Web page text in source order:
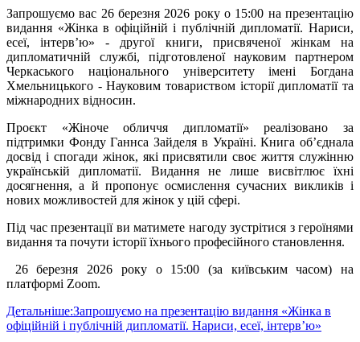
Запрошуємо вас 26 березня 2026 року о 15:00 на презентацію
видання «Жінка в офіційній і публічній дипломатії. Нариси,
есеї, інтерв’ю» - другої книги, присвяченої жінкам на
дипломатичній службі, підготовленої науковим партнером
Черкаського національного університету імені Богдана
Хмельницького - Науковим товариством історії дипломатії та
міжнародних відносин.
Проєкт «Жіноче обличчя дипломатії» реалізовано за
підтримки Фонду Ганнса Зайделя в Україні. Книга об’єднала
досвід і спогади жінок, які присвятили своє життя служінню
українській дипломатії. Видання не лише висвітлює їхні
досягнення, а й пропонує осмислення сучасних викликів і
нових можливостей для жінок у цій сфері.
Під час презентації ви матимете нагоду зустрітися з героїнями
видання та почути історії їхнього професійного становлення.
26 березня 2026 року о 15:00 (за київським часом) на
платформі Zoom.
Детальніше:Запрошуємо на презентацію видання «Жінка в
офіційній і публічній дипломатії. Нариси, есеї, інтерв’ю»